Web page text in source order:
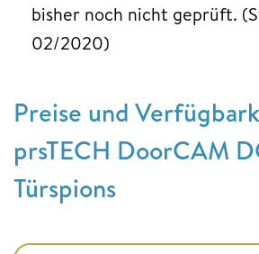
bisher noch nicht geprüft.
02/2020)
Preise und
prsTECH DoorCAM
Türspions